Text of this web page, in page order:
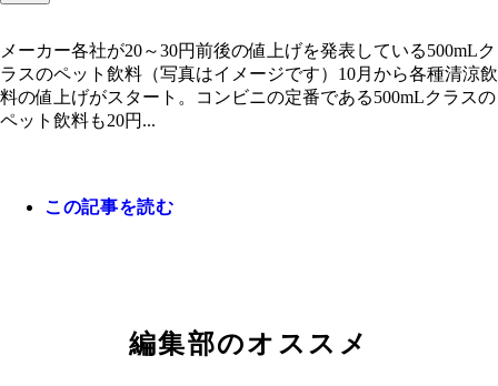
アカウントの「ご利用中の定期おトク便」から配
ジュール、個数、そして定期おトク便の一時停止
ンセルを設定することが可能。これらの設定が超
実のラインナップですよ！
便利すぎです！
メーカー各社が20～30円前後の値上げを発表している500mLク
ラスのペット飲料（写真はイメージです）10月から各種清涼飲
料の値上げがスタート。コンビニの定番である500mLクラスの
ペット飲料も20円...
この記事を読む
編集部のオススメ